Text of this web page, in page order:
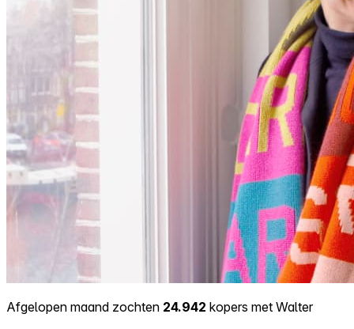
Afgelopen maand zochten 24.942 kopers met Walter